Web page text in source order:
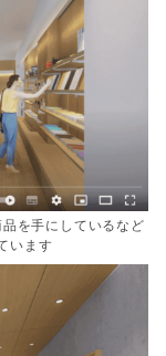
を手にしているなど
います